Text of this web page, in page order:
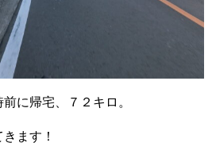
に帰宅、７２キロ。
ます！